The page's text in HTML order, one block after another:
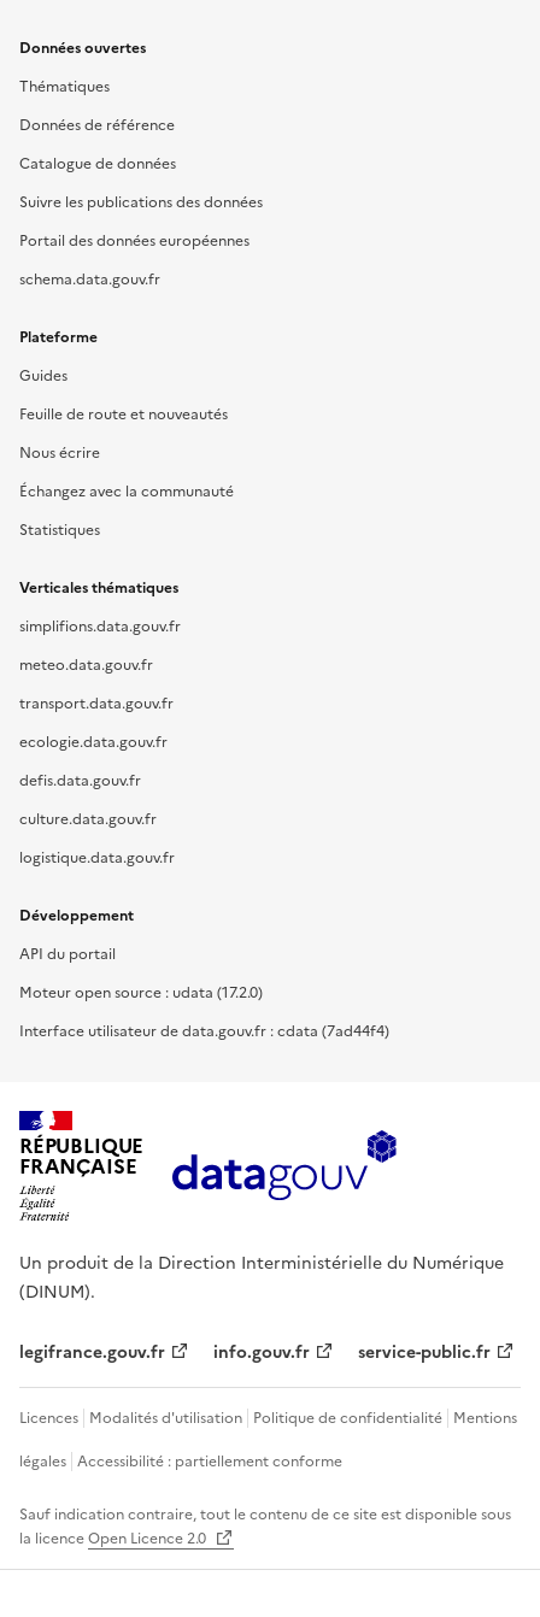
Données ouvertes
Thématiques
Données de référence
Catalogue de données
Suivre les publications des données
Portail des données européennes
schema.data.gouv.fr
Plateforme
Guides
Feuille de route et nouveautés
Nous écrire
Échangez avec la communauté
Statistiques
Verticales thématiques
simplifions.data.gouv.fr
meteo.data.gouv.fr
transport.data.gouv.fr
ecologie.data.gouv.fr
defis.data.gouv.fr
culture.data.gouv.fr
logistique.data.gouv.fr
Développement
API du portail
Moteur open source : udata (17.2.0)
Interface utilisateur de data.gouv.fr : cdata (7ad44f4)
RÉPUBLIQUE
FRANÇAISE
Un produit de la Direction Interministérielle du Numérique
(DINUM).
legifrance.gouv.fr info.gouv.fr service-public.fr
Licences Modalités d'utilisation Politique de confidentialité Mentions
légales Accessibilité : partiellement conforme
Sauf indication contraire, tout le contenu de ce site est disponible sous
la licenceOpen Licence 2.0